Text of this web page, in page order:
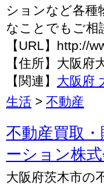
ションなど各種
なことでもご相
【URL】http://
【住所】大阪府
【関連】 大阪府
生活 > 不動産
不動産買取
ーション株式
大阪府茨木市の